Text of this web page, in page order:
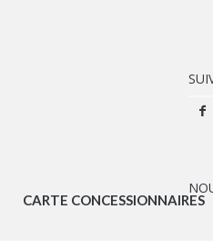
CARTE CONCESSIONNAIRES